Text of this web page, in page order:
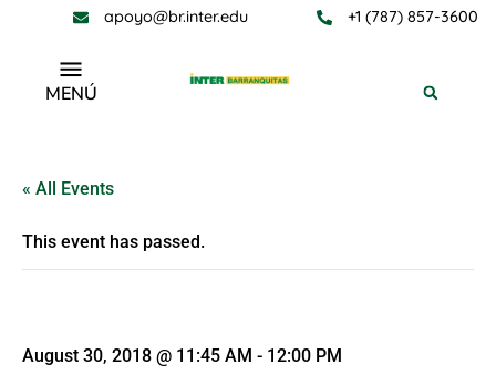
apoyo@br.inter.edu +1 (787) 857-3600
MENÚ
« All Events
This event has passed.
August 30, 2018 @ 11:45 AM - 12:00 PM